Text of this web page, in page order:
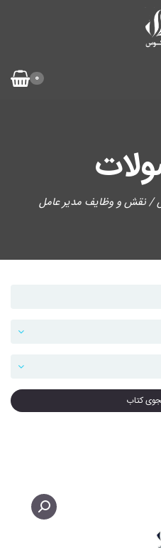
0
/ نقش و وظایف مدیر عامل